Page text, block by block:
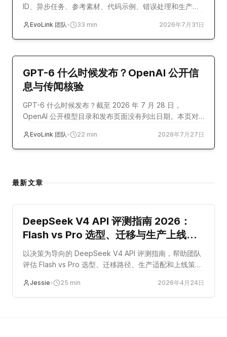
ID、异步任务、参考素材、代码示例、错误处理和生产配
EvoLink 团队• 33 min 2026年7月31日
model-release
GPT-6 什么时候发布？OpenAI 公开信
息与传闻核验
GPT-6 什么时候发布？截至 2026 年 7 月 28 日，
OpenAI 公开模型目录和发布页面没有列出日期。本页对
EvoLink 团队• 22 min 2026年7月27日
最新文章
DeepSeek V4 API 评测指南 2026：
Flash vs Pro 选型、迁移与生产上线清
单
以决策为导向的 DeepSeek V4 API 评测指南，帮助团队
评估 Flash vs Pro 选型、迁移路径、生产适配和上线策
Jessie• 25 min 2026年4月24日